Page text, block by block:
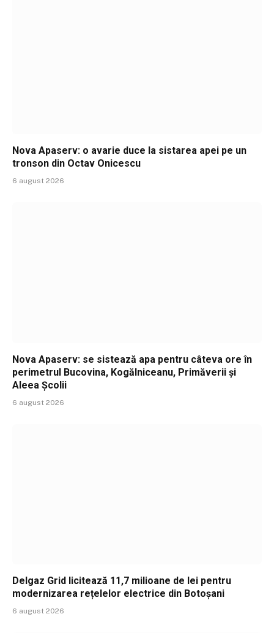
Nova Apaserv: o avarie duce la sistarea apei pe un
tronson din Octav Onicescu
6 august 2026
Nova Apaserv: se sistează apa pentru câteva ore în
perimetrul Bucovina, Kogălniceanu, Primăverii și
Aleea Școlii
6 august 2026
Delgaz Grid licitează 11,7 milioane de lei pentru
modernizarea rețelelor electrice din Botoșani
6 august 2026